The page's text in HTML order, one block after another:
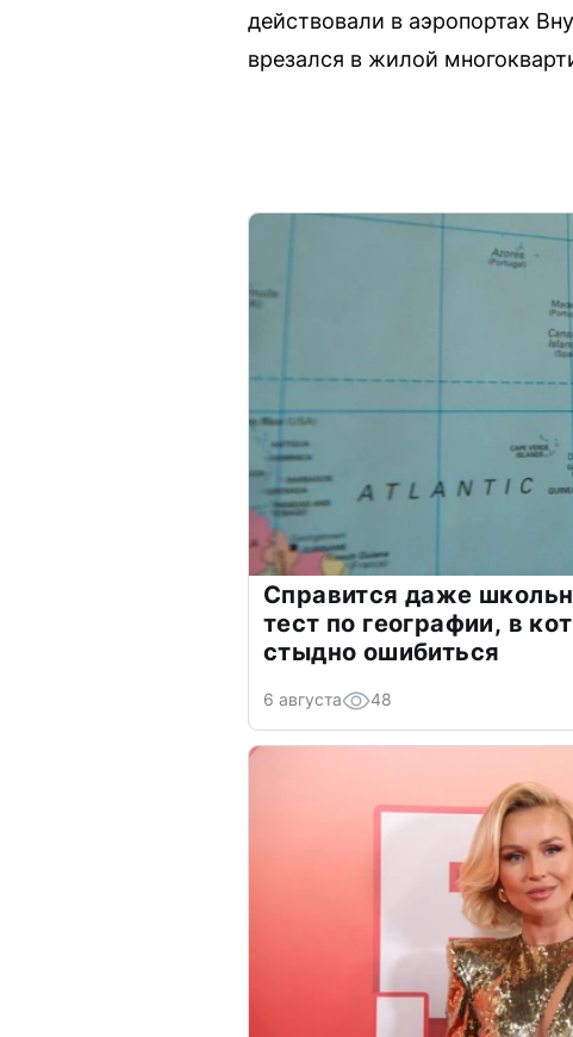
действовали в аэропортах
врезался в жилой
Справится даже
тест по географии, в
стыдно ошибиться
6 августа 48